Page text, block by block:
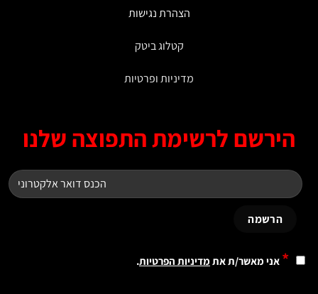
הצהרת נגישות
קטלוג ביטק
מדיניות ופרטיות
לרשימת התפוצה שלנו
אני מאשר/ת אתמדיניות הפרטיות.